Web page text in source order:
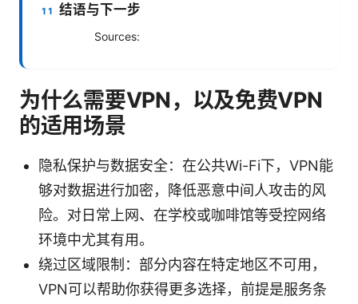
结语与下一步
Sources:
为什么需要VPN，以及免费VPN
的适用场景
隐私保护与数据安全：在公共Wi-Fi下，VPN能
够对数据进行加密，降低恶意中间人攻击的风
险。对日常上网、在学校或咖啡馆等受控网络
环境中尤其有用。
绕过区域限制：部分内容在特定地区不可用，
VPN可以帮助你获得更多选择，前提是服务条